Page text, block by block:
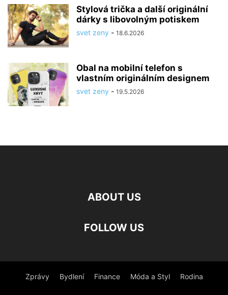
Stylová trička a další originální
dárky s libovolným potiskem
svet zeny - 18.6.2026
Obal na mobilní telefon s
vlastním originálním designem
svet zeny - 19.5.2026
ABOUT US
FOLLOW US
Zprávy Bydlení Finance Móda a Styl Rodina